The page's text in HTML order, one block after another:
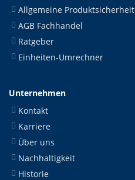
Allgemeine Produktsicherheit
AGB Fachhandel
Ratgeber
Einheiten-Umrechner
Unternehmen
Kontakt
Karriere
Über uns
Nachhaltigkeit
Historie